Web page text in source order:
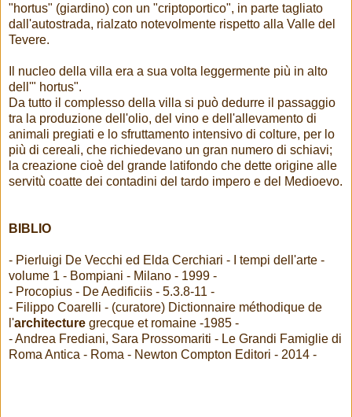
"hortus" (giardino) con un "criptoportico", in parte tagliato
dall'autostrada, rialzato notevolmente rispetto alla Valle del
Tevere.
Il nucleo della villa era a sua volta leggermente più in alto
dell'" hortus".
Da tutto il complesso della villa si può dedurre il passaggio
tra la produzione dell'olio, del vino e dell'allevamento di
animali pregiati e lo sfruttamento intensivo di colture, per lo
più di cereali, che richiedevano un gran numero di schiavi;
la creazione cioè del grande latifondo che dette origine alle
servitù coatte dei contadini del tardo impero e del Medioevo.
BIBLIO
- Pierluigi De Vecchi ed Elda Cerchiari - I tempi dell'arte -
volume 1 - Bompiani - Milano - 1999 -
- Procopius - De Aedificiis - 5.3.8-11 -
- Filippo Coarelli - (curatore) Dictionnaire méthodique de
l'architecture grecque et romaine -1985 -
- Andrea Frediani, Sara Prossomariti - Le Grandi Famiglie di
Roma Antica - Roma - Newton Compton Editori - 2014 -